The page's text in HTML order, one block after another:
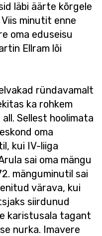
läbi äärte kõrgele
minutit enne
oma eduseisu
Ellram lõi
ründavamalt
ka rohkem
Sellest hoolimata
oma
kui IV-liiga
sai oma mängu
mänguminutil sai
värava, kui
siirdunud
karistusala tagant
nurka. Imavere